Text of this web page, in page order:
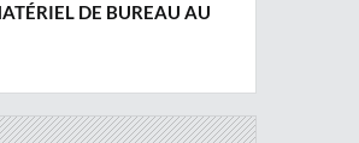
DE BUREAU AU